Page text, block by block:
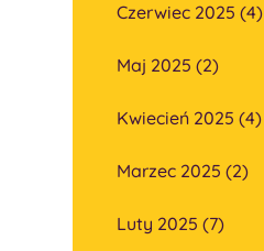
Czerwiec 2025 (4)
Maj 2025 (2)
Kwiecień 2025 (4)
Marzec 2025 (2)
Luty 2025 (7)